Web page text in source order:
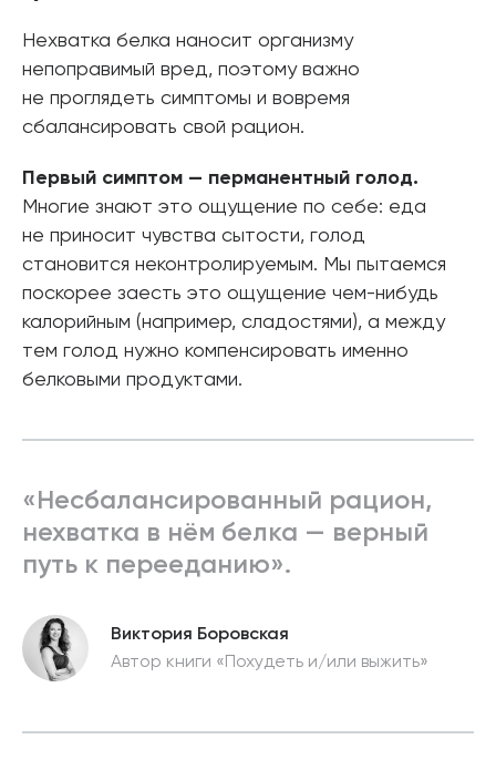
Нехватка белка наносит организму
непоправимый вред, поэтому важно
не проглядеть симптомы и вовремя
сбалансировать свой рацион.
Первый симптом — перманентный голод.
Многие знают это ощущение по себе: еда
не приносит чувства сытости, голод
становится неконтролируемым. Мы пытаемся
поскорее заесть это ощущение чем-нибудь
калорийным (например, сладостями), а между
тем голод нужно компенсировать именно
белковыми продуктами.
«Несбалансированный рацион,
нехватка в нём белка — верный
путь к перееданию».
Виктория Боровская
Автор книги «Похудеть и/или выжить»